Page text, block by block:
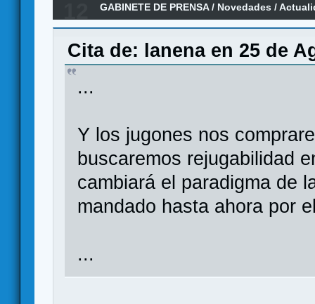
GABINETE DE PRENSA/ Novedades /
Cita de: lanena en 25 de
...
Y los jugones nos
buscaremos rejugabilidad
cambiará el paradigma de
mandado hasta ahora por
...